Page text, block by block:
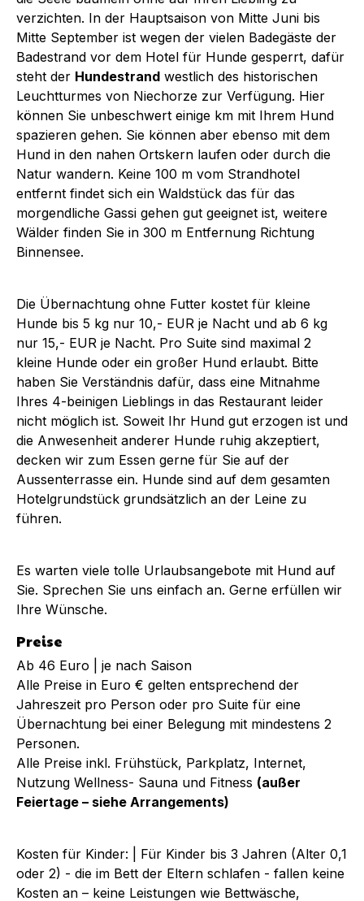
verzichten. In der Hauptsaison von Mitte Juni bis
Mitte September ist wegen der vielen Badegäste der
Badestrand vor dem Hotel für Hunde gesperrt, dafür
steht der Hundestrand westlich des historischen
Leuchtturmes von Niechorze zur Verfügung. Hier
können Sie unbeschwert einige km mit Ihrem Hund
spazieren gehen. Sie können aber ebenso mit dem
Hund in den nahen Ortskern laufen oder durch die
Natur wandern. Keine 100 m vom Strandhotel
entfernt findet sich ein Waldstück das für das
morgendliche Gassi gehen gut geeignet ist, weitere
Wälder finden Sie in 300 m Entfernung Richtung
Binnensee.
Die Übernachtung ohne Futter kostet für kleine
Hunde bis 5 kg nur 10,- EUR je Nacht und ab 6 kg
nur 15,- EUR je Nacht. Pro Suite sind maximal 2
kleine Hunde oder ein großer Hund erlaubt. Bitte
haben Sie Verständnis dafür, dass eine Mitnahme
Ihres 4-beinigen Lieblings in das Restaurant leider
nicht möglich ist. Soweit Ihr Hund gut erzogen ist und
die Anwesenheit anderer Hunde ruhig akzeptiert,
decken wir zum Essen gerne für Sie auf der
Aussenterrasse ein. Hunde sind auf dem gesamten
Hotelgrundstück grundsätzlich an der Leine zu
führen.
Es warten viele tolle Urlaubsangebote mit Hund auf
Sie. Sprechen Sie uns einfach an. Gerne erfüllen wir
Ihre Wünsche.
Preise
Ab 46 Euro | je nach Saison
Alle Preise in Euro € gelten entsprechend der
Jahreszeit pro Person oder pro Suite für eine
Übernachtung bei einer Belegung mit mindestens 2
Personen.
Alle Preise inkl. Frühstück, Parkplatz, Internet,
Nutzung Wellness- Sauna und Fitness (außer
Feiertage – siehe Arrangements)
Kosten für Kinder: | Für Kinder bis 3 Jahren (Alter 0,1
oder 2) - die im Bett der Eltern schlafen - fallen keine
Kosten an – keine Leistungen wie Bettwäsche,